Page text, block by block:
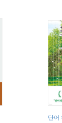
단어